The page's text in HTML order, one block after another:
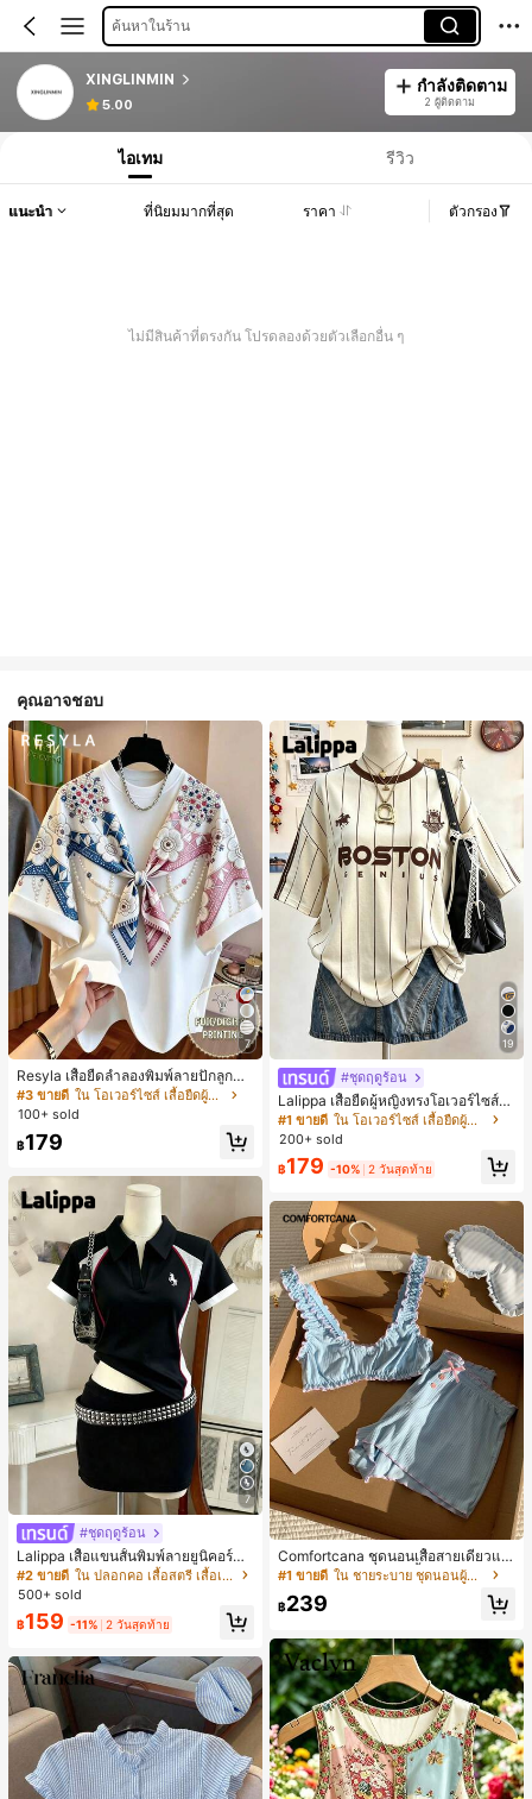
ค้นหาในร้าน
XINGLINMIN
5.00
กำลังติดตาม
2 ผู้ติดตาม
ไอเทม รีวิว
แนะนำ ที่นิยมมากที่สุด ราคา ตัวกรอง
ไม่มีสินค้าที่ตรงกัน โปรดลองด้วยตัวเลือกอื่น ๆ
คุณอาจชอบ
7
Resyla เสื้อยืดลำลองพิมพ์ลายปักลูกปัด
รูปโบว์ขนาดใหญ่สำหรับผู้หญิง
#3 ขายดี
ใน โอเวอร์ไซส์ เสื้อยืดผู้หญิง
100+ sold
฿179
7
#ชุดฤดูร้อน
Lalippa เสื้อแขนสั้นพิมพ์ลายยูนิคอร์นล
ายทางสีตัดกันสำหรับผู้หญิง สไตล์วิทย
าลัย
#2 ขายดี
ใน ปลอกคอ เสื้อสตรี เสื้อเบลาส์ & Tee
500+ sold
฿159 -11% 2 วันสุดท้าย
19
#ชุดฤดูร้อน
Lalippa เสื้อยืดผู้หญิงทรงโอเวอร์ไซส์ค
วามยาวกลาง คอกลม ไหล่ตก ลายพิมพ์
ตัวอักษรและลายทางแนวตั้ง สไตล์แฟชั่
นมินิมอล ของขวัญให้เพื่อน
#1 ขายดี
ใน โอเวอร์ไซส์ เสื้อยืดผู้หญิง
200+ sold
฿179 -10% 2 วันสุดท้าย
Comfortcana ชุดนอนเสื้อสายเดี่ยวแต่
งระบายและกางเกงขาสั้นสำหรับผู้หญิง
#1 ขายดี ใน ชายระบาย ชุดนอนผู้หญิง
฿239